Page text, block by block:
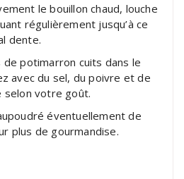
le bouillon chaud, louche
régulièrement jusqu’à ce
dente.
potimarron cuits dans le
avec du sel, du poivre et de
selon votre goût.
éventuellement de
plus de gourmandise.